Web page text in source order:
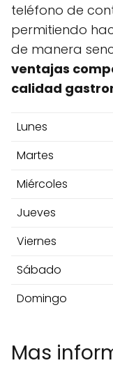
teléfono de
permitiendo
de manera
ventajas
calidad
Lunes
Martes
Miércoles
Jueves
Viernes
Sábado
Domingo
Mas